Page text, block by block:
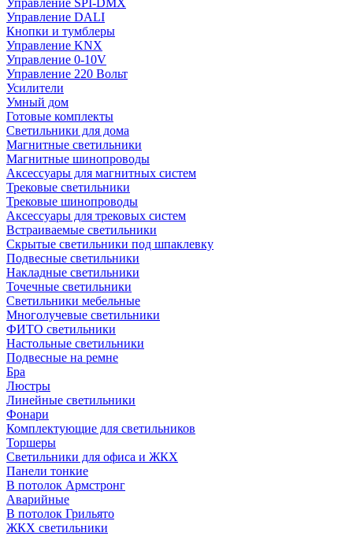
Управление SPI-DMX
Управление DALI
Кнопки и тумблеры
Управление KNX
Управление 0-10V
Управление 220 Вольт
Усилители
Умный дом
Готовые комплекты
Светильники для дома
Магнитные светильники
Магнитные шинопроводы
Аксессуары для магнитных систем
Трековые светильники
Трековые шинопроводы
Аксессуары для трековых систем
Встраиваемые светильники
Скрытые светильники под шпаклевку
Подвесные светильники
Накладные светильники
Точечные светильники
Светильники мебельные
Многолучевые светильники
ФИТО светильники
Настольные светильники
Подвесные на ремне
Бра
Люстры
Линейные светильники
Фонари
Комплектующие для светильников
Торшеры
Светильники для офиса и ЖКХ
Панели тонкие
В потолок Армстронг
Аварийные
В потолок Грильято
ЖКХ светильники